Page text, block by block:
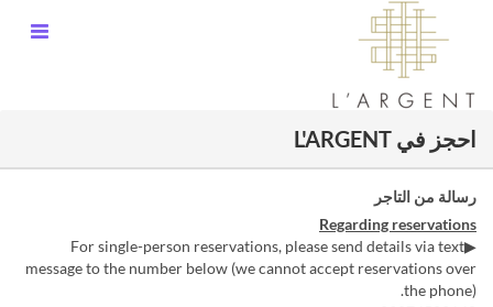
احجز في L'ARGENT
رسالة من التاجر
Regarding reservations
▶For single-person reservations, please send details via text
message to the number below (we cannot accept reservations over
the phone).